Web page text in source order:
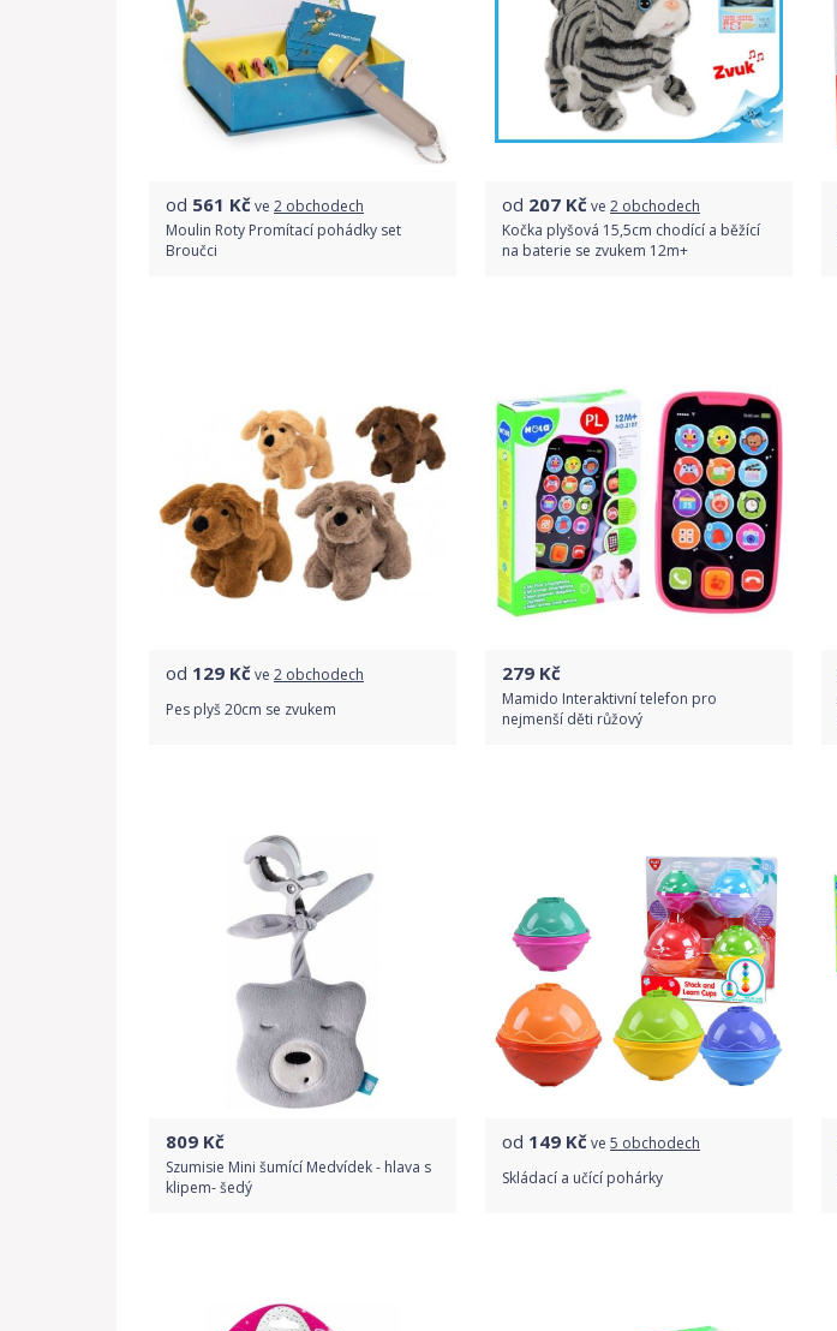
od 561 Kčve 2 obchodech
Moulin Roty Promítací pohádky set
Broučci
od 207 Kčve 2 obchodech
Kočka plyšová 15,5cm chodící a běžící
na baterie se zvukem 12m+
od 129 Kčve 2 obchodech
Pes plyš 20cm se zvukem
279 Kč
Mamido Interaktivní telefon pro
nejmenší děti růžový
Detail produktu
809 Kč
Szumisie Mini šumící Medvídek - hlava s
klipem- šedý
Detail produktu
od 149 Kčve 5 obchodech
Skládací a učící pohárky